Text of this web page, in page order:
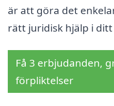
är att göra det
rätt juridisk hjälp i
Få 3 erbjudanden,
förpliktelser